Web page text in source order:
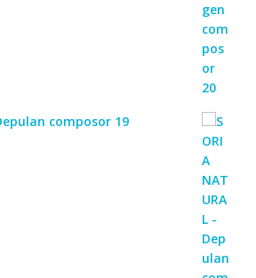
composor 19